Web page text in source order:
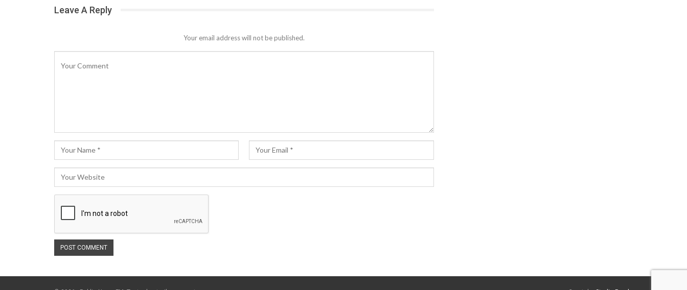
Leave A Reply
Your email address will not be published.